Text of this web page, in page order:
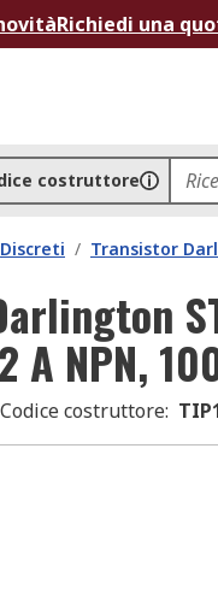
Richiedi una
costruttore
Discreti / Transistor
A NPN,
Codice costruttore: